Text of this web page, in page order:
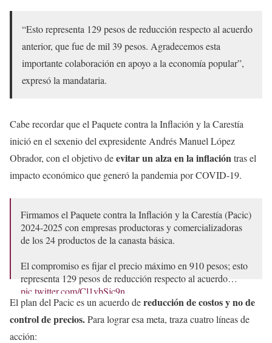
“Esto representa 129 pesos de reducción respecto al acuerdo
anterior, que fue de mil 39 pesos. Agradecemos esta
importante colaboración en apoyo a la economía popular”,
expresó la mandataria.
Cabe recordar que el Paquete contra la Inflación y la Carestía
inició en el sexenio del expresidente Andrés Manuel López
Obrador, con el objetivo deevitar un alza en la inflacióntras el
impacto económico que generó la pandemia por COVID-19.
Firmamos el Paquete contra la Inflación y la Carestía (Pacic)
2024-2025 con empresas productoras y comercializadoras
de los 24 productos de la canasta básica.
El compromiso es fijar el precio máximo en 910 pesos; esto
representa 129 pesos de reducción respecto al acuerdo…
pic.twitter.com/Cl1vbSjc9n
— Claudia Sheinbaum Pardo (@Claudiashein)
November
12, 2024
El plan del Pacic es un acuerdo dereducción de costos y no de
control de precios.Para lograr esa meta, traza cuatro líneas de
acción: